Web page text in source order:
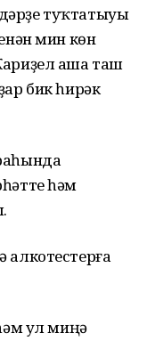
туҡтатыуы
мин көн
аша таш
бик һирәк
һәм
ул миңә